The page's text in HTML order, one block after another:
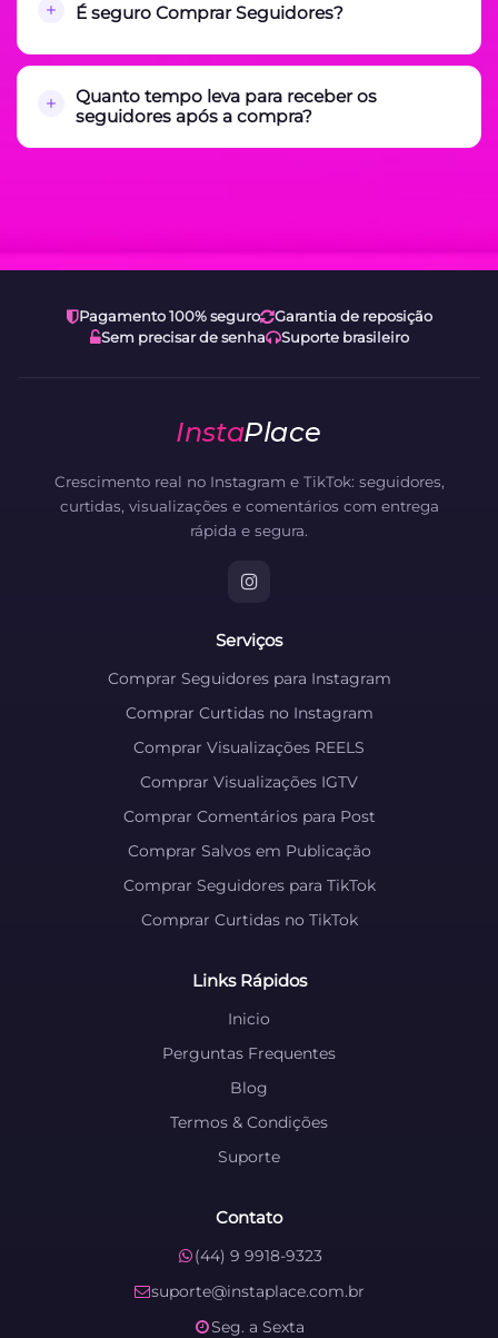
É seguro Comprar Seguidores?
Quanto tempo leva para receber os
seguidores após a compra?
Pagamento 100% seguro
Garantia de reposição
Sem precisar de senha
Suporte brasileiro
Crescimento real no Instagram e TikTok: seguidores,
curtidas, visualizações e comentários com entrega
rápida e segura.
Serviços
Comprar Seguidores para Instagram
Comprar Curtidas no Instagram
Comprar Visualizações REELS
Comprar Visualizações IGTV
Comprar Comentários para Post
Comprar Salvos em Publicação
Comprar Seguidores para TikTok
Comprar Curtidas no TikTok
Links Rápidos
Inicio
Perguntas Frequentes
Blog
Termos & Condições
Suporte
Contato
(44) 9 9918-9323
suporte@instaplace.com.br
Seg. a Sexta